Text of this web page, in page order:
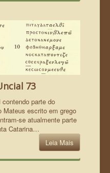
73
parte do
Mateus escrito em grego
se atualmente parte
Catarina…
Leia Mais